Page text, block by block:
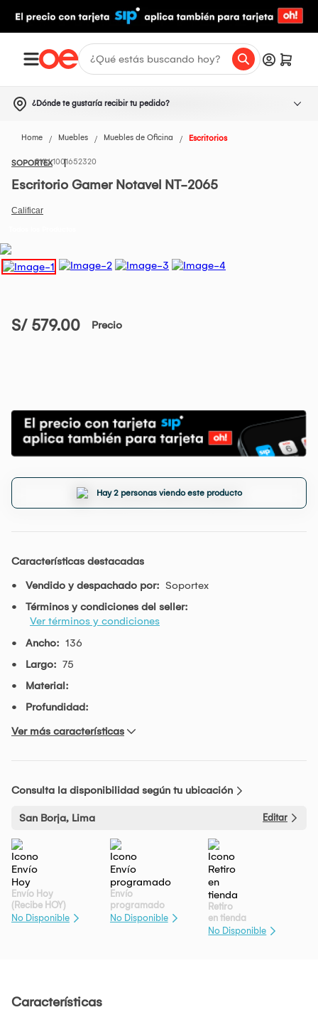
¿Dónde te gustaría recibir tu pedido?
Home Muebles Muebles de Oficina Escritorios
SOPORTEX1001652320
Escritorio Gamer Notavel NT-2065
S/ 579.00 Precio
Hay 2 personas viendo este producto
Características destacadas
Vendido y despachado por: Soportex
Términos y condiciones del seller:
Ver términos y condiciones
Ancho: 136
Largo: 75
Material:
Profundidad:
Ver más características
Consulta la disponibilidad según tu ubicación
San Borja, Lima Editar
Envío Hoy
(Recibe HOY)
No Disponible
Envío
programado
No Disponible
Retiro
en tienda
No Disponible
Características